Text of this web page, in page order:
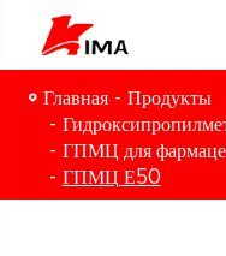
Главная
Продукты
ГПМЦ для
ГПМЦ Е50